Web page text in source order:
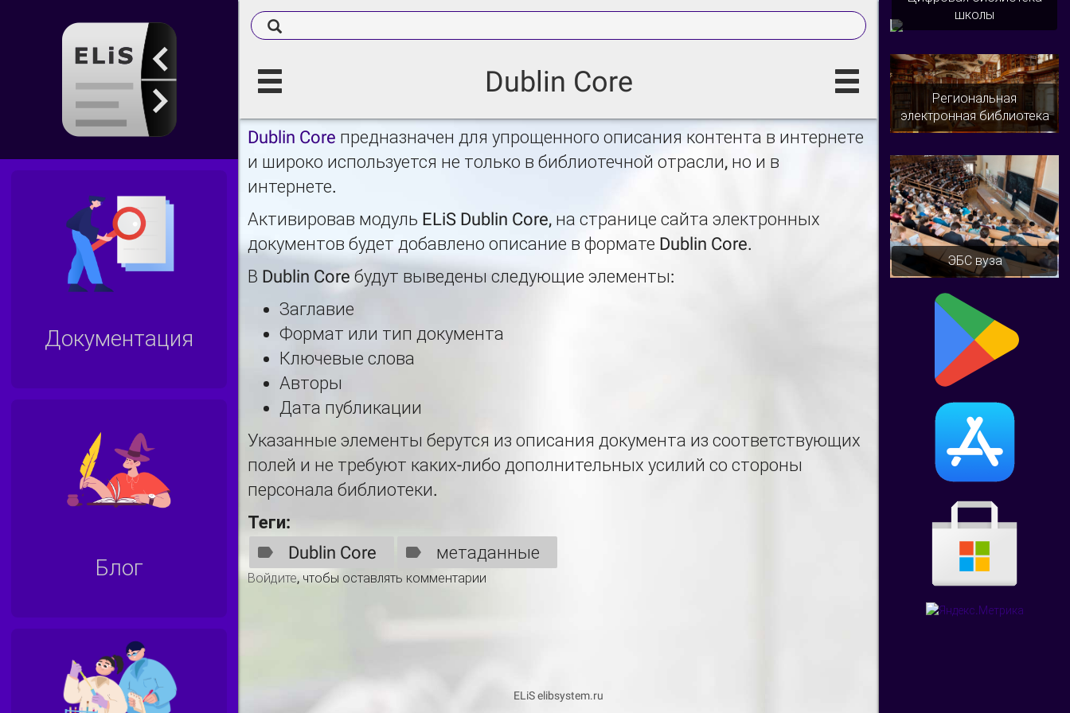
Документация
Блог
Dublin Core
Dublin Core предназначен для упрощенного описания контента в интернете
и широко используется не только в библиотечной отрасли, но и в
интернете.
Активировав модуль ELiS Dublin Core, на странице сайта электронных
документов будет добавлено описание в формате Dublin Core.
В Dublin Core будут выведены следующие элементы:
Заглавие
Формат или тип документа
Ключевые слова
Авторы
Дата публикации
Указанные элементы берутся из описания документа из соответствующих
полей и не требуют каких-либо дополнительных усилий со стороны
персонала библиотеки.
Теги:
Dublin Core
метаданные
Войдите, чтобы оставлять комментарии
ELiS elibsystem.ru
школы
Региональная
электронная библиотека
ЭБС вуза